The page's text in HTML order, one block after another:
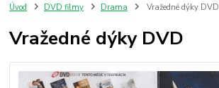
Úvod DVD filmy Drama Vražedné dýky DVD
Vražedné dýky DVD